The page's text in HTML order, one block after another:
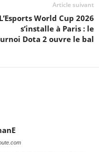
Article suivant
L’Esports World Cup 2026
s’installe à Paris : le
Dota 2 ouvre le bal